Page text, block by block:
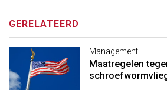
GERELATEERD
Management
Maatregelen